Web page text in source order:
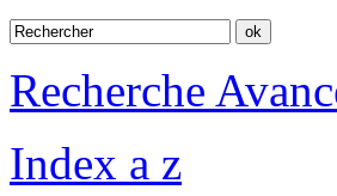
Recherche
Index a z